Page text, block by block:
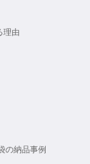
理由
の納品事例